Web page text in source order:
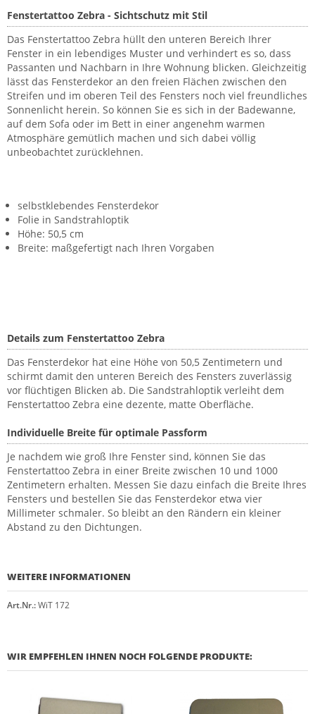
Fenstertattoo Zebra - Sichtschutz mit Stil
Das Fenstertattoo Zebra hüllt den unteren Bereich Ihrer
Fenster in ein lebendiges Muster und verhindert es so, dass
Passanten und Nachbarn in Ihre Wohnung blicken. Gleichzeitig
lässt das Fensterdekor an den freien Flächen zwischen den
Streifen und im oberen Teil des Fensters noch viel freundliches
Sonnenlicht herein. So können Sie es sich in der Badewanne,
auf dem Sofa oder im Bett in einer angenehm warmen
Atmosphäre gemütlich machen und sich dabei völlig
unbeobachtet zurücklehnen.
selbstklebendes Fensterdekor
Folie in Sandstrahloptik
Höhe: 50,5 cm
Breite: maßgefertigt nach Ihren Vorgaben
Details zum Fenstertattoo Zebra
Das Fensterdekor hat eine Höhe von 50,5 Zentimetern und
schirmt damit den unteren Bereich des Fensters zuverlässig
vor flüchtigen Blicken ab. Die Sandstrahloptik verleiht dem
Fenstertattoo Zebra eine dezente, matte Oberfläche.
Individuelle Breite für optimale Passform
Je nachdem wie groß Ihre Fenster sind, können Sie das
Fenstertattoo Zebra in einer Breite zwischen 10 und 1000
Zentimetern erhalten. Messen Sie dazu einfach die Breite Ihres
Fensters und bestellen Sie das Fensterdekor etwa vier
Millimeter schmaler. So bleibt an den Rändern ein kleiner
Abstand zu den Dichtungen.
WEITERE INFORMATIONEN
Art.Nr.:WiT 172
WIR EMPFEHLEN IHNEN NOCH FOLGENDE PRODUKTE: